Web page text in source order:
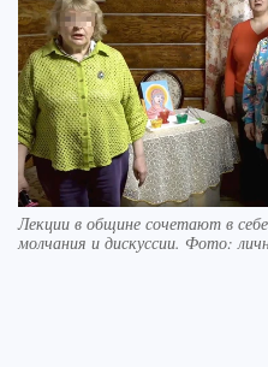
Лекции в общине сочетают в
молчания и дискуссии. Фото: